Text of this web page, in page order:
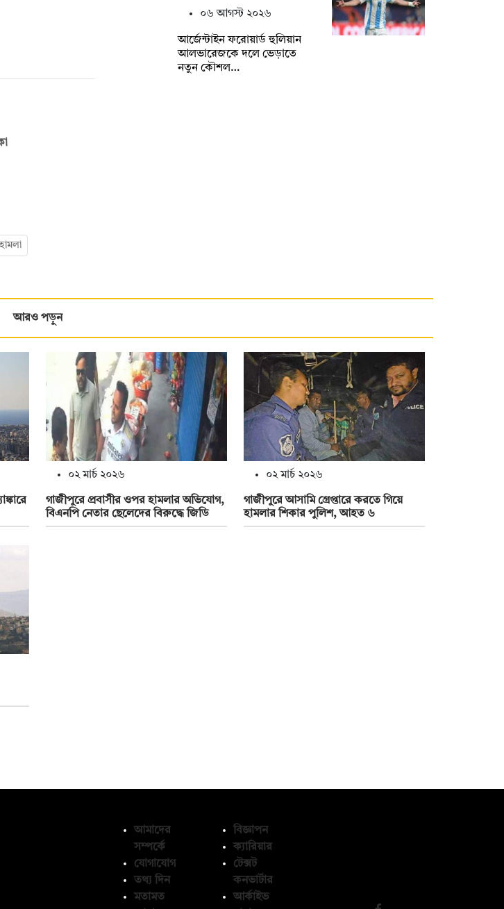
০৬ আগস্ট ২০২৬
আর্জেন্টাইন ফরোয়ার্ড হুলিয়ান
আলভারেজকে দলে ভেড়াতে
নতুন কৌশল…
আরও পড়ুন
০২ মার্চ ২০২৬
গাজীপুরে প্রবাসীর ওপর হামলার অভিযোগ,
বিএনপি নেতার ছেলেদের বিরুদ্ধে জিডি
০২ মার্চ ২০২৬
গাজীপুরে আসামি গ্রেপ্তারে করতে গিয়ে
হামলার শিকার পুলিশ, আহত ৬
আমাদের
সম্পর্কে
যোগাযোগ
তথ্য দিন
মতামত
বিজ্ঞাপন
ক্যারিয়ার
টেক্সট
কনভার্টার
আর্কাইভ